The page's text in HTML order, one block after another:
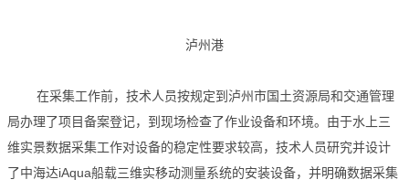
泸州港
在采集工作前，技术人员按规定到泸州市国土资源局和交通管理
局办理了项目备案登记，到现场检查了作业设备和环境。由于水上三
维实景数据采集工作对设备的稳定性要求较高，技术人员研究并设计
了中海达iAqua船载三维实移动测量系统的安装设备，并明确数据采集